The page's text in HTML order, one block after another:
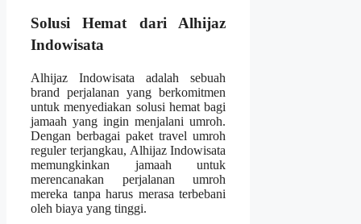
Solusi Hemat dari Alhijaz
Indowisata
Alhijaz Indowisata adalah sebuah
brand perjalanan yang berkomitmen
untuk menyediakan solusi hemat bagi
jamaah yang ingin menjalani umroh.
Dengan berbagai paket travel umroh
reguler terjangkau, Alhijaz Indowisata
memungkinkan jamaah untuk
merencanakan perjalanan umroh
mereka tanpa harus merasa terbebani
oleh biaya yang tinggi.